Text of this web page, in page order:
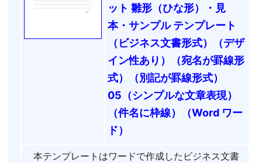
ット 雛形（ひな形）・見
本・サンプル テンプレート
（ビジネス文書形式）（デザ
イン性あり）（宛名が罫線形
式）（別記が罫線形式）
05（シンプルな文章表現）
（件名に枠線）（Word ワー
ド）
本テンプレートはワードで作成したビジネス文書